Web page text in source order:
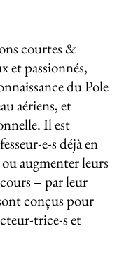
courtes &
et passionnés,
du Pole
aériens, et
Il est
e-s déjà en
augmenter leurs
– par leur
conçus pour
trice-s et